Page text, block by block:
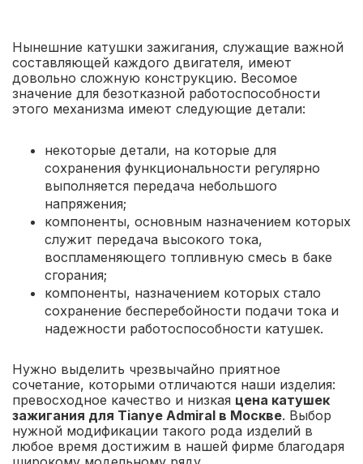
Нынешние катушки зажигания, служащие важной
составляющей каждого двигателя, имеют
довольно сложную конструкцию. Весомое
значение для безотказной работоспособности
этого механизма имеют следующие детали:
некоторые детали, на которые для
сохранения функциональности регулярно
выполняется передача небольшого
напряжения;
компоненты, основным назначением которых
служит передача высокого тока,
воспламеняющего топливную смесь в баке
сгорания;
компоненты, назначением которых стало
сохранение бесперебойности подачи тока и
надежности работоспособности катушек.
Нужно выделить чрезвычайно приятное
сочетание, которыми отличаются наши изделия:
превосходное качество и низкая цена катушек
зажигания для Tianye Admiral в Москве. Выбор
нужной модификации такого рода изделий в
любое время достижим в нашей фирме благодаря